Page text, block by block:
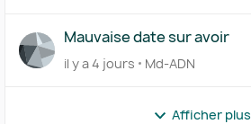
Mauvaise date sur avoir
il y a 4 jours
Md-ADN
Afficher plus